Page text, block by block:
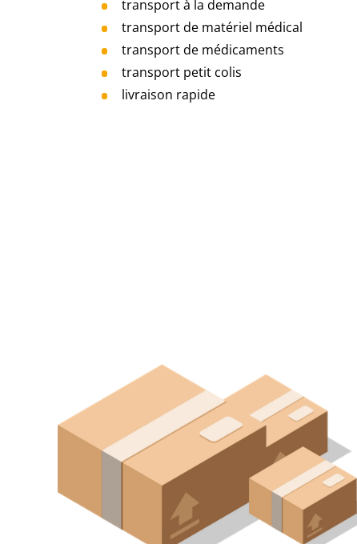
transport à la demande
transport de matériel médical
transport de médicaments
transport petit colis
livraison rapide